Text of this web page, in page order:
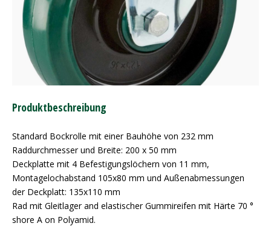
Produktbeschreibung
Standard Bockrolle mit einer Bauhöhe von 232 mm
Raddurchmesser und Breite: 200 x 50 mm
Deckplatte mit 4 Befestigungslöchern von 11 mm,
Montagelochabstand 105x80 mm und Außenabmessungen
der Deckplatt: 135x110 mm
Rad mit Gleitlager and elastischer Gummireifen mit Härte 70 °
shore A on Polyamid.